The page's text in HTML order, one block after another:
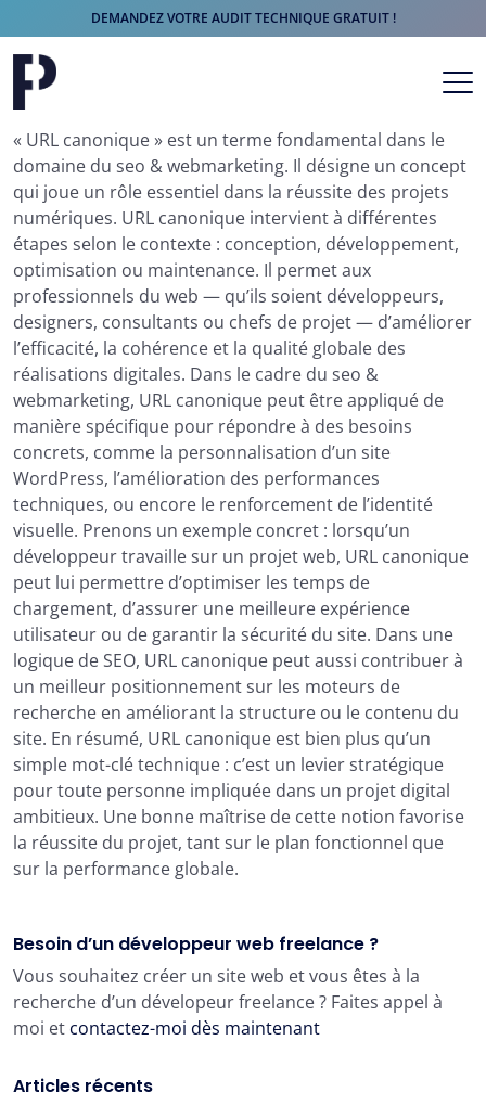
DEMANDEZ VOTRE AUDIT TECHNIQUE GRATUIT !
Aller au contenu
Navigation principale
« URL canonique » est un terme fondamental dans le
domaine du seo & webmarketing. Il désigne un concept
qui joue un rôle essentiel dans la réussite des projets
numériques. URL canonique intervient à différentes
étapes selon le contexte : conception, développement,
optimisation ou maintenance. Il permet aux
professionnels du web — qu’ils soient développeurs,
designers, consultants ou chefs de projet — d’améliorer
l’efficacité, la cohérence et la qualité globale des
réalisations digitales. Dans le cadre du seo &
webmarketing, URL canonique peut être appliqué de
manière spécifique pour répondre à des besoins
concrets, comme la personnalisation d’un site
WordPress, l’amélioration des performances
techniques, ou encore le renforcement de l’identité
visuelle. Prenons un exemple concret : lorsqu’un
développeur travaille sur un projet web, URL canonique
peut lui permettre d’optimiser les temps de
chargement, d’assurer une meilleure expérience
utilisateur ou de garantir la sécurité du site. Dans une
logique de SEO, URL canonique peut aussi contribuer à
un meilleur positionnement sur les moteurs de
recherche en améliorant la structure ou le contenu du
site. En résumé, URL canonique est bien plus qu’un
simple mot-clé technique : c’est un levier stratégique
pour toute personne impliquée dans un projet digital
ambitieux. Une bonne maîtrise de cette notion favorise
la réussite du projet, tant sur le plan fonctionnel que
sur la performance globale.
Besoin d’un développeur web freelance ?
Vous souhaitez créer un site web et vous êtes à la
recherche d’un dévelopeur freelance ? Faites appel à
moi et contactez-moi dès maintenant
Articles récents